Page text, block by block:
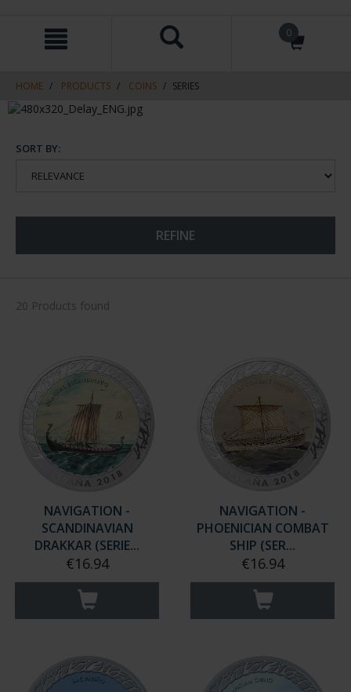
navigation
0
HOME PRODUCTS COINS SERIES
SORT BY:
REFINE
20 Products found
NAVIGATION -
SCANDINAVIAN
DRAKKAR (SERIE...
€16.94
NAVIGATION -
PHOENICIAN COMBAT
SHIP (SER...
€16.94